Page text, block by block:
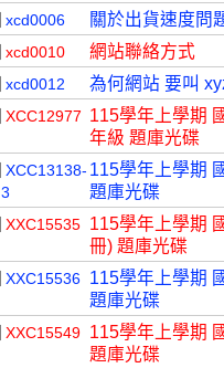
xcd0006 關於出貨速度問
xcd0010 網站聯絡方式
xcd0012 為何網站 要叫
XCC12977 115學年上學期
年級 題庫光碟
XCC13138-
3
115學年上學期
題庫光碟
XXC15535 115學年上學期
冊) 題庫光碟
XXC15536 115學年上學期
題庫光碟
XXC15549 115學年上學期
題庫光碟